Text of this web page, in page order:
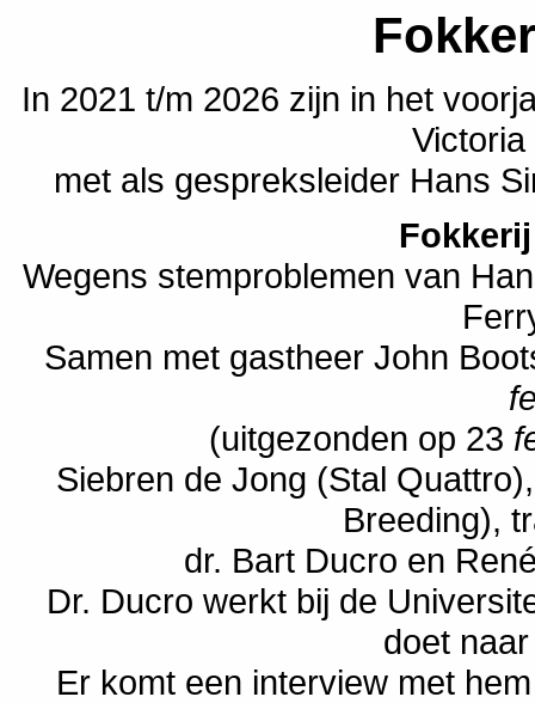
In 2021 t/m 2026 zijn in het
met als gespreksleider Hans
Wegens stemproblemen van
Samen met gastheer John
(uitgezonden op 23
Siebren de Jong (Stal
Breeding),
dr. Bart Ducro en
Dr. Ducro werkt bij de
doet
Er komt een interview met